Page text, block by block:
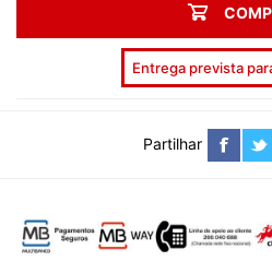
Entrega prevista
Partilhar